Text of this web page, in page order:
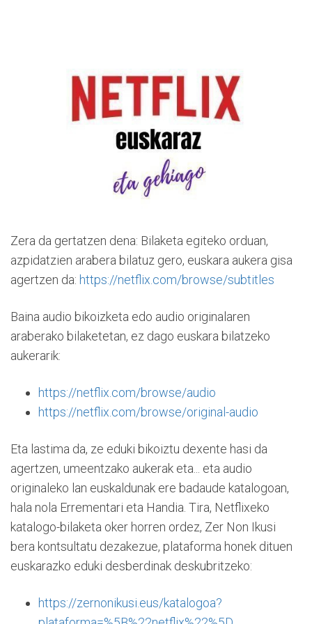
Zera da gertatzen dena: Bilaketa egiteko orduan,
azpidatzien arabera bilatuz gero, euskara aukera gisa
agertzen da: https://netflix.com/browse/subtitles
Baina audio bikoizketa edo audio originalaren
araberako bilaketetan, ez dago euskara bilatzeko
aukerarik:
https://netflix.com/browse/audio
https://netflix.com/browse/original-audio
Eta lastima da, ze eduki bikoiztu dexente hasi da
agertzen, umeentzako aukerak eta... eta audio
originaleko lan euskaldunak ere badaude katalogoan,
hala nola Errementari eta Handia. Tira, Netflixeko
katalogo-bilaketa oker horren ordez, Zer Non Ikusi
bera kontsultatu dezakezue, plataforma honek dituen
euskarazko eduki desberdinak deskubritzeko:
https://zernonikusi.eus/katalogoa?